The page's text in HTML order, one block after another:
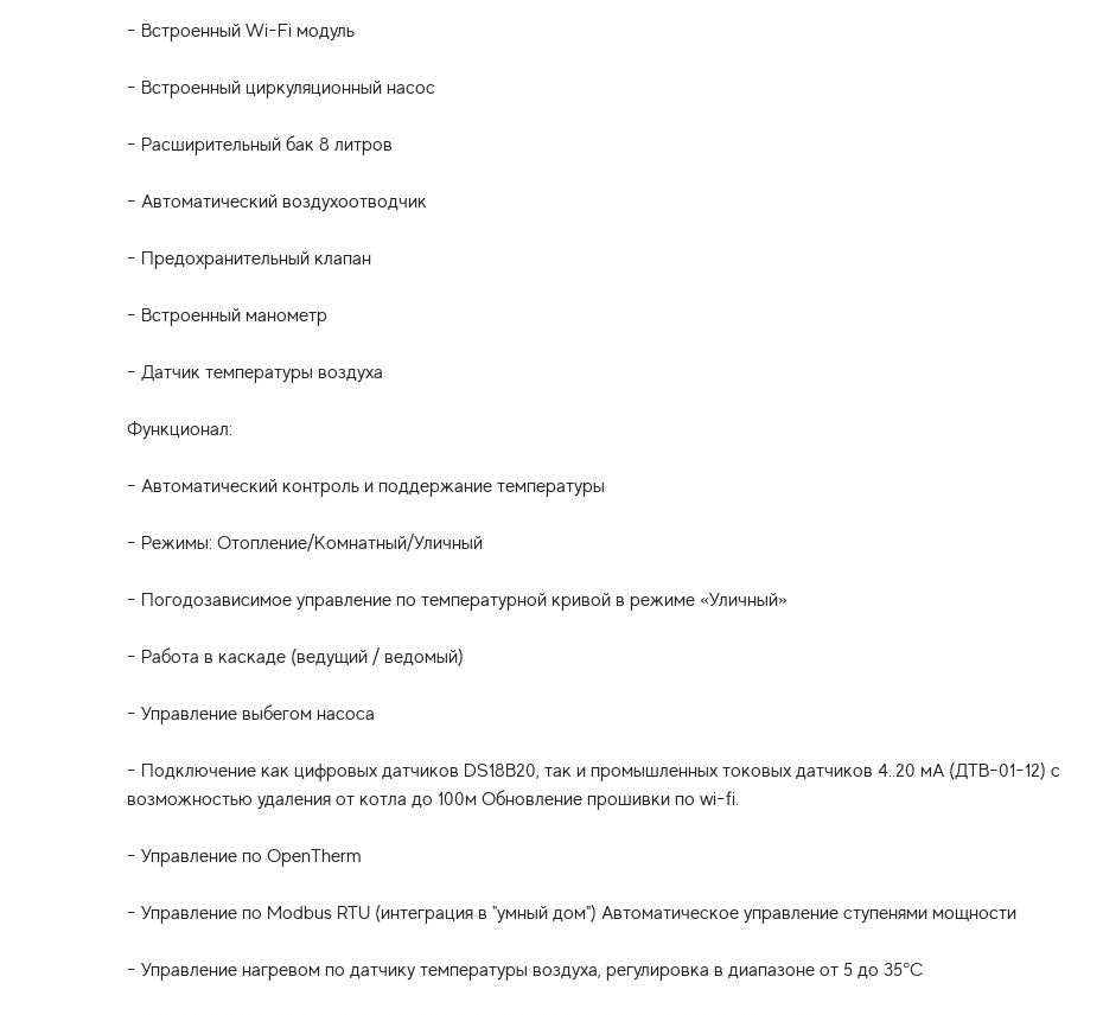
- Встроенный Wi-Fi модуль
- Встроенный циркуляционный насос
- Расширительный бак 8 литров
- Автоматический воздухоотводчик
- Предохранительный клапан
- Встроенный манометр
- Датчик температуры воздуха
Функционал:
- Автоматический контроль и поддержание температуры
- Режимы: Отопление/Комнатный/Уличный
- Погодозависимое управление по температурной кривой в режиме «Уличный»
- Работа в каскаде (ведущий / ведомый)
- Управление выбегом насоса
- Подключение как цифровых датчиков DS18B20, так и промышленных токовых датчиков 4..20 мА (ДТВ-01-12) с
возможностью удаления от котла до 100м Обновление прошивки по wi-fi.
- Управление по OpenTherm
- Управление по Modbus RTU (интеграция в "умный дом") Автоматическое управление ступенями мощности
- Управление нагревом по датчику температуры воздуха, регулировка в диапазоне от 5 до 35°С